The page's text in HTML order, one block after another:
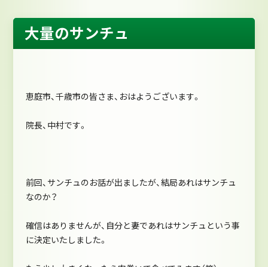
大量のサンチュ
恵庭市、千歳市の皆さま、おはようございます。
院長、中村です。
前回、サンチュのお話が出ましたが、結局あれはサンチュ
なのか？
確信はありませんが、自分と妻であれはサンチュという事
に決定いたしました。